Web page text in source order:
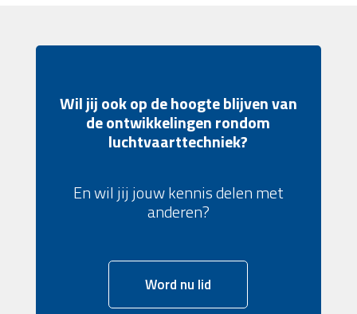
Wil jij ook op de hoogte blijven van
de ontwikkelingen rondom
luchtvaarttechniek?
En wil jij jouw kennis delen met
anderen?
Word nu lid